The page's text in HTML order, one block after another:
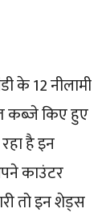
के 12 नीलामी
कब्जे किए हुए
है इन
काउंटर
तो इन शेड्स